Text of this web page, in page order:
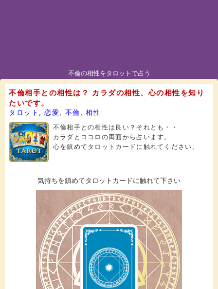
不倫の相性をタロットで占う
不倫相手との相性は？ カラダの相性、心の相性を知り
たいです。
タロット ,恋愛, 不倫, 相性
不倫相手との相性は良い？それとも・・
カラダとココロの両面から占います。
心を鎮めてタロットカードに触れてください。
気持ちを鎮めてタロットカードに触れて下さい